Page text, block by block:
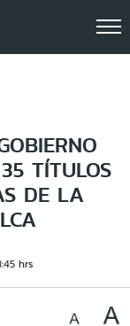
TÍTULOS
DE LA
hrs